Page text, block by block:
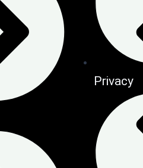
Privacy